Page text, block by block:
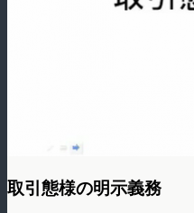
取引態様の明示義務